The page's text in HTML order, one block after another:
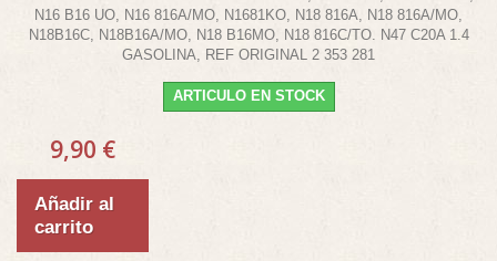
N16 B16 UO, N16 816A/MO, N1681KO, N18 816A, N18 816A/MO,
N18B16C, N18B16A/MO, N18 B16MO, N18 816C/TO. N47 C20A 1.4
GASOLINA, REF ORIGINAL 2 353 281
ARTICULO EN STOCK
9,90 €
Añadir al
carrito